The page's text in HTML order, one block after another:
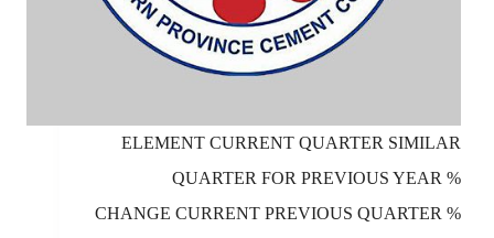
ELEMENT CURRENT QUARTER SIMILAR
QUARTER FOR PREVIOUS YEAR %
CHANGE CURRENT PREVIOUS QUARTER %